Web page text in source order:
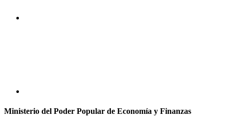
Ministerio del Poder Popular de Economía y Finanzas